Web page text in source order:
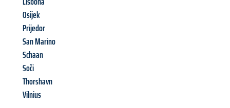
Osijek
Prijedor
San Marino
Schaan
Soči
Thorshavn
Vilnius